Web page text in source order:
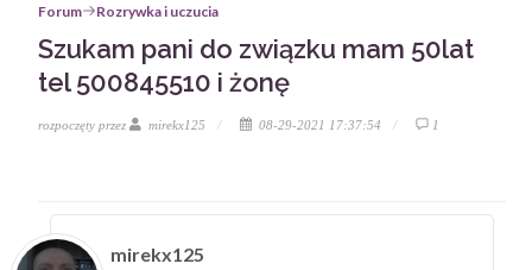
Forum Rozrywka i uczucia
Szukam pani do związku mam 50lat
tel 500845510 i żonę
rozpoczęty przez mirekx125 08-29-2021 17:37:54 1
mirekx125